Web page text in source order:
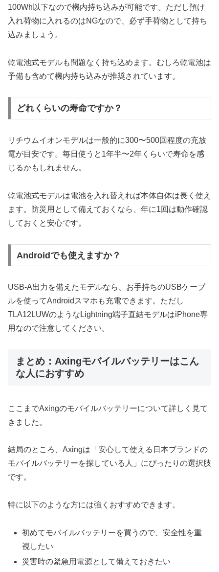
100Wh以下なので機内持ち込みが可能です。ただし預け
入れ荷物に入れるのはNGなので、必ず手荷物として持ち
込みましょう。
乾電池式モデルも問題なく持ち込めます。むしろ乾電池は
予備も含めて機内持ち込みが推奨されています。
どれくらいの寿命ですか？
リチウムイオンモデルは一般的に300〜500回程度の充放
電が目安です。毎日使うと1年半〜2年くらいで寿命を感
じるかもしれません。
乾電池式モデルは電池を入れ替えれば本体自体は長く使え
ます。防災用として備えておくなら、年に1回は動作確認
しておくと安心です。
Androidでも使えますか？
USB-A出力を備えたモデルなら、お手持ちのUSBケーブ
ルを使ってAndroidスマホも充電できます。ただし
TLA12LUWのようなLightning端子直結モデルはiPhone専
用なので注意してください。
まとめ：Axingモバイルバッテリーはこん
な人におすすめ
ここまでAxingのモバイルバッテリーについて詳しく見て
きました。
結局のところ、Axingは「安心して使える日本ブランドの
モバイルバッテリーを探している人」にぴったりの選択肢
です。
特に以下のような方には強くおすすめできます。
初めてモバイルバッテリーを買うので、安全性を重
視したい
災害時の緊急用電源として備えておきたい